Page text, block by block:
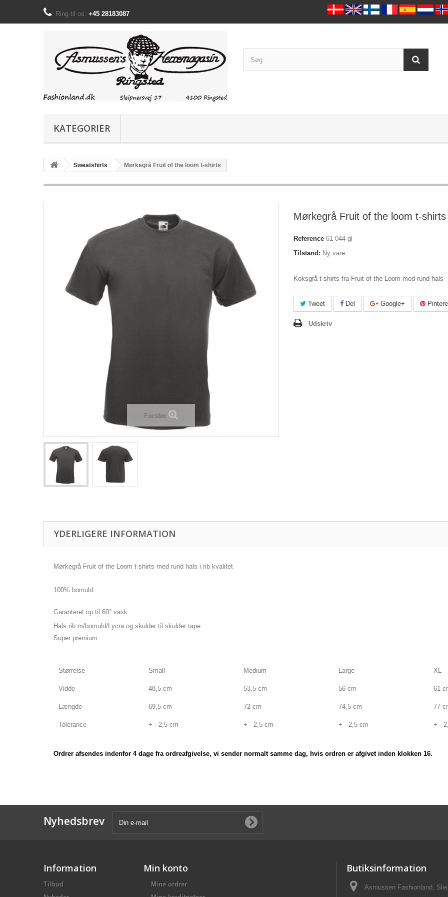
Ring til os: +45 28183087
KATEGORIER
Sweatshirts Mørkegrå Fruit of the loom t-shirts
Forstør
Mørkegrå Fruit of the loom t-shirts
Reference 61-044-gl
Tilstand: Ny vare
Koksgrå t-shirts fra Fruit of the Loom med rund hals
Tweet Del Google+
Udskriv
YDERLIGERE INFORMATION
Mørkegrå Fruit of the Loom t-shirts med rund hals i rib kvalitet
100% bomuld
Garanteret op til 60° vask
Hals rib m/bomuld/Lycra og skulder til skulder tape
Super premium
Størrelse Small Medium Large XL
Vidde 48,5 cm 53,5 cm 56 cm 61
Længde 69,5 cm 72 cm 74,5 cm 77
Tolerance + - 2,5 cm + - 2,5 cm + - 2,5 cm + -
Ordrer afsendes indenfor 4 dage fra ordreafgivelse, vi sender normalt samme dag, hvis ordren er afgivet inden klokken 16.
Nyhedsbrev
Information
Tilbud
Min konto
Mine ordrer
Butiksinformation
Asmussen Fashionland,